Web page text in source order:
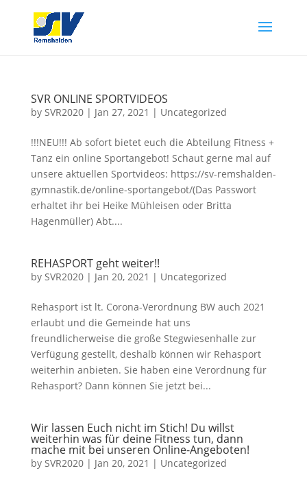
SVR ONLINE SPORTVIDEOS
by SVR2020| Jan 27, 2021 | Uncategorized
!!!NEU!!! Ab sofort bietet euch die Abteilung Fitness +
Tanz ein online Sportangebot! Schaut gerne mal auf
unsere aktuellen Sportvideos: https://sv-remshalden-
gymnastik.de/online-sportangebot/(Das Passwort
erhaltet ihr bei Heike Mühleisen oder Britta
Hagenmüller) Abt....
REHASPORT geht weiter!!
by SVR2020| Jan 20, 2021 | Uncategorized
Rehasport ist lt. Corona-Verordnung BW auch 2021
erlaubt und die Gemeinde hat uns
freundlicherweise die große Stegwiesenhalle zur
Verfügung gestellt, deshalb können wir Rehasport
weiterhin anbieten. Sie haben eine Verordnung für
Rehasport? Dann können Sie jetzt bei...
Wir lassen Euch nicht im Stich! Du willst
weiterhin was für deine Fitness tun, dann
mache mit bei unseren Online-Angeboten!
by SVR2020| Jan 20, 2021 | Uncategorized